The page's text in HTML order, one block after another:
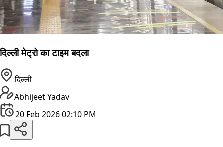
दिल्ली मेट्रो का टाइम बदला
दिल्ली
Abhijeet Yadav
20 Feb 2026 02:10 PM